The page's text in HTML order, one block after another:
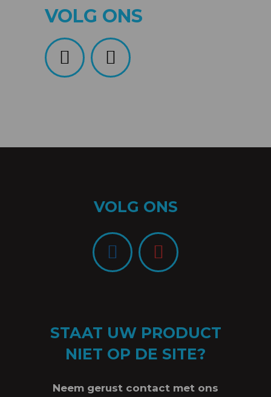
VOLG ONS
VOLG ONS
STAAT UW PRODUCT
NIET OP DE SITE?
Neem gerust contact met ons